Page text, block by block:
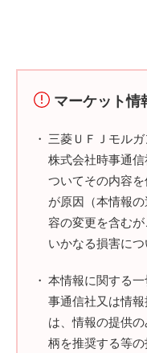
マーケット情
三菱ＵＦＪモルガ
株式会社時事通
ついてその内容
が原因（本情報
容の変更を含む
いかなる損害につ
本情報に関する
事通信社又は情
は、情報の提供
柄を推奨する等